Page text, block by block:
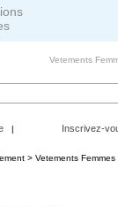
Vetements
| Inscrivez-
> Vetements Femmes